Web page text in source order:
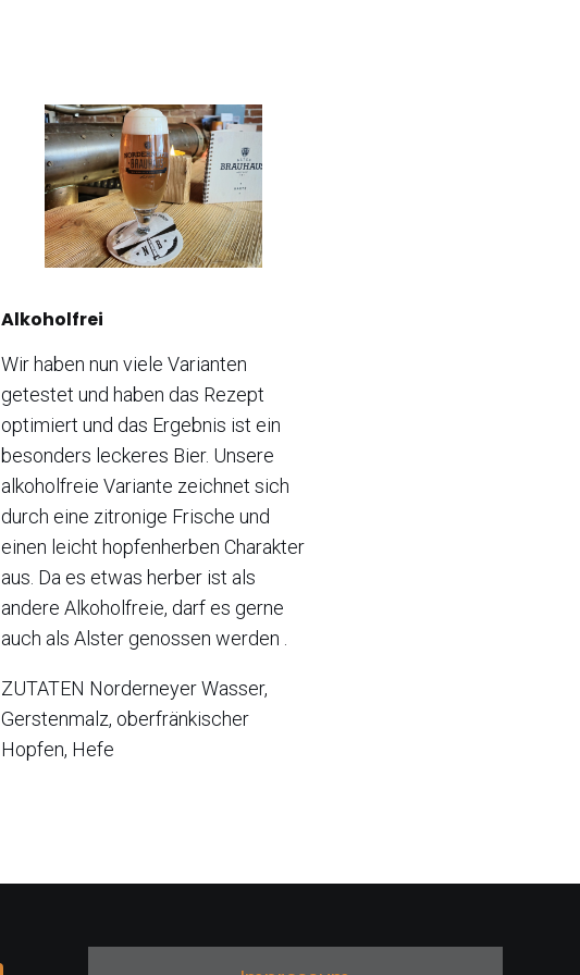
Alkoholfrei
Wir haben nun viele Varianten
getestet und haben das Rezept
optimiert und das Ergebnis ist ein
besonders leckeres Bier. Unsere
alkoholfreie Variante zeichnet sich
durch eine zitronige Frische und
einen leicht hopfenherben Charakter
aus. Da es etwas herber ist als
andere Alkoholfreie, darf es gerne
auch als Alster genossen werden .
ZUTATEN Norderneyer Wasser,
Gerstenmalz, oberfränkischer
Hopfen, Hefe